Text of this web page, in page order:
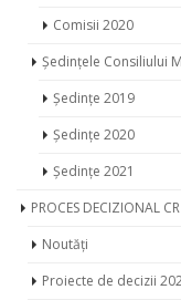
Comisii 2020
Ședințele Consiliului
Ședințe 2019
Ședințe 2020
Ședințe 2021
PROCES DECIZIONAL CR
Noutăți
Proiecte de decizii